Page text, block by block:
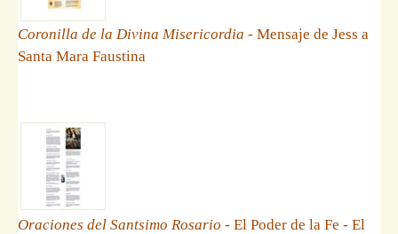
Coronilla de la Divina Misericordia - Mensaje de Jess a
Santa Mara Faustina
Oraciones del Santsimo Rosario - El Poder de la Fe - El